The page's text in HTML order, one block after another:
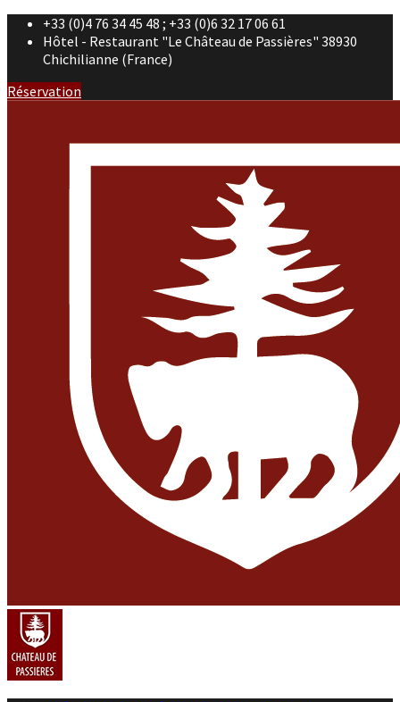
+33 (0)4 76 34 45 48 ; +33 (0)6 32 17 06 61
Hôtel - Restaurant "Le Château de Passières" 38930
Chichilianne (France)
Réservation